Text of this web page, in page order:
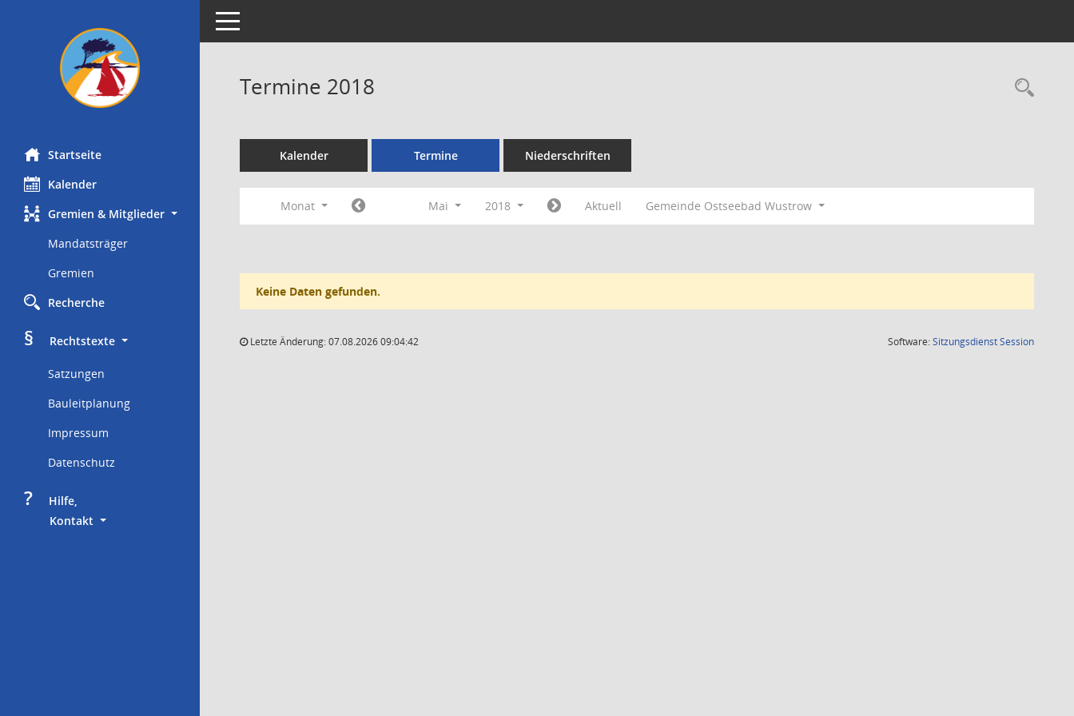
Startseite
Kalender
Gremien & Mitglieder
Mandatsträger
Gremien
Recherche
§
     Rechtstexte
Satzungen
Bauleitplanung
Impressum
Datenschutz
?
     Hilfe,
Kontakt
Toggle navigation
Termine 2018
Kalender Termine Niederschriften
Monat Mai 2018 Aktuell Gemeinde Ostseebad Wustrow
Keine Daten gefunden.
Letzte Änderung: 07.08.2026 09:04:42 Software:SitzungsdienstSession(Wird in